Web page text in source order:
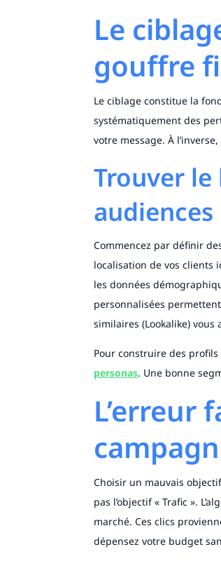
Le
gouffre
Le ciblage constitue la
systématiquement des
votre message. À
Trouver
audiences
Commencez par définir
localisation de vos clients
les données
personnalisées
similaires (Lookalike)
Pour construire des
personas. Une bonne
L’erreur
Choisir un mauvais
pas l’objectif « Trafic ».
marché. Ces clics
dépensez votre budget